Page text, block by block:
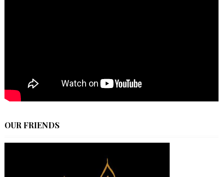
OUR FRIENDS